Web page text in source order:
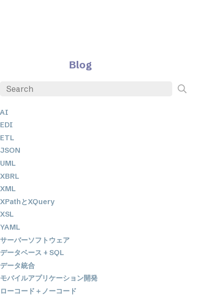
Blog
AI
EDI
ETL
JSON
UML
XBRL
XML
XPathとXQuery
XSL
YAML
サーバーソフトウェア
データベース + SQL
データ統合
モバイルアプリケーション開発
ローコード＋ノーコード